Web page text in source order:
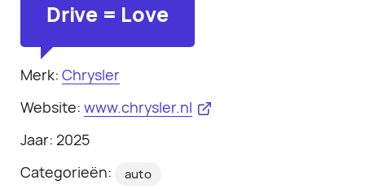
Drive = Love
Merk: Chrysler
Website: www.chrysler.nl
Jaar: 2025
Categorieën:
auto